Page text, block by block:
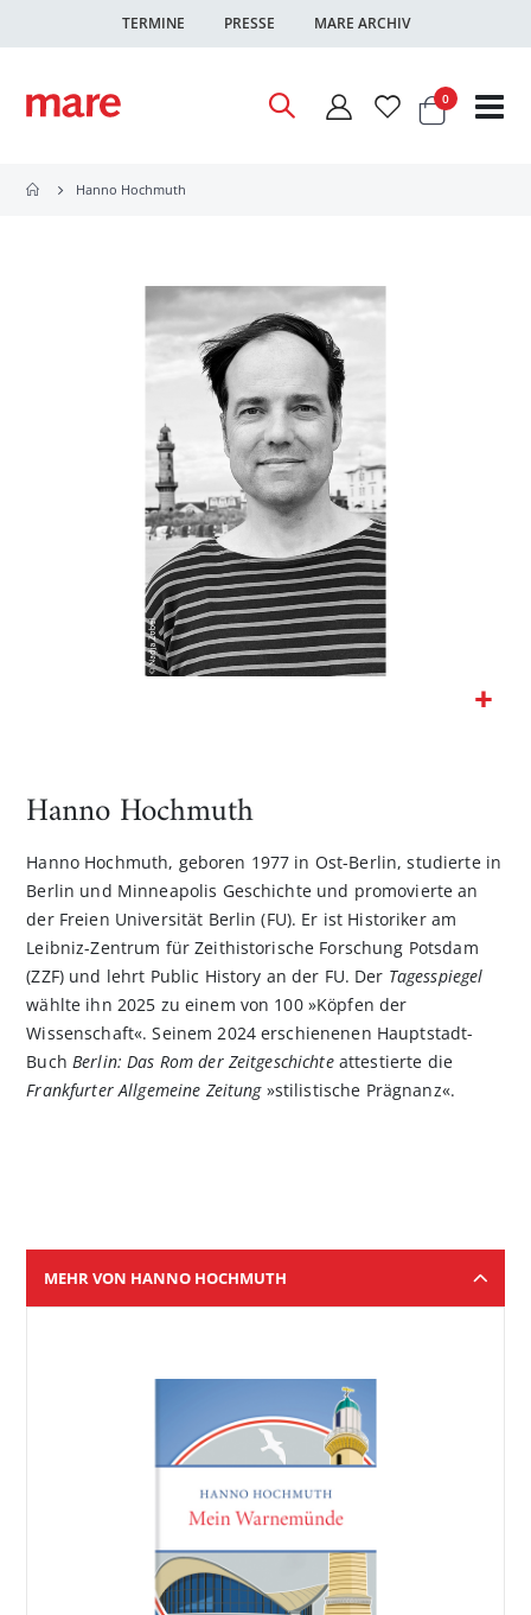
TERMINE PRESSE MARE ARCHIV
Warenkorb
0Artikel
Hanno Hochmuth
Bildgalerie
Hanno Hochmuth
Hanno Hochmuth, geboren 1977 in Ost-Berlin, studierte in
Berlin und Minneapolis Geschichte und promovierte an
der Freien Universität Berlin (FU). Er ist Historiker am
Leibniz-Zentrum für Zeithistorische Forschung Potsdam
(ZZF) und lehrt Public History an der FU. Der Tagesspiegel
wählte ihn 2025 zu einem von 100 »Köpfen der
Wissenschaft«. Seinem 2024 erschienenen Hauptstadt-
Buch Berlin: Das Rom der Zeitgeschichteattestierte die
Frankfurter Allgemeine Zeitung»stilistische Prägnanz«.
MEHR VON HANNO HOCHMUTH